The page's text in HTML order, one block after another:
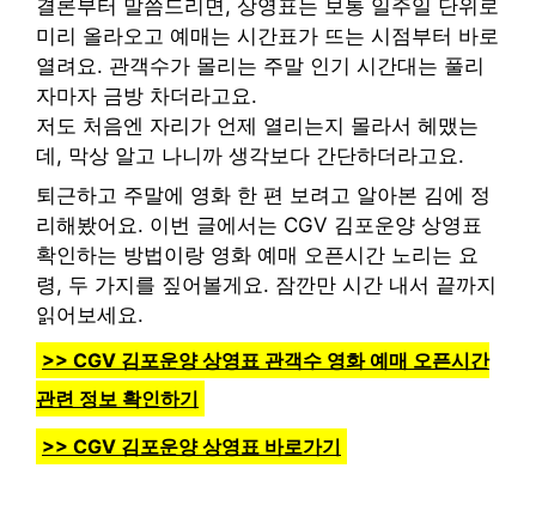
결론부터 말씀드리면, 상영표는 보통 일주일 단위로
미리 올라오고 예매는 시간표가 뜨는 시점부터 바로
열려요. 관객수가 몰리는 주말 인기 시간대는 풀리
자마자 금방 차더라고요.
저도 처음엔 자리가 언제 열리는지 몰라서 헤맸는
데, 막상 알고 나니까 생각보다 간단하더라고요.
퇴근하고 주말에 영화 한 편 보려고 알아본 김에 정
리해봤어요. 이번 글에서는 CGV 김포운양 상영표
확인하는 방법이랑 영화 예매 오픈시간 노리는 요
령, 두 가지를 짚어볼게요. 잠깐만 시간 내서 끝까지
읽어보세요.
>> CGV 김포운양 상영표 관객수 영화 예매 오픈시간
관련 정보 확인하기
>> CGV 김포운양 상영표 바로가기